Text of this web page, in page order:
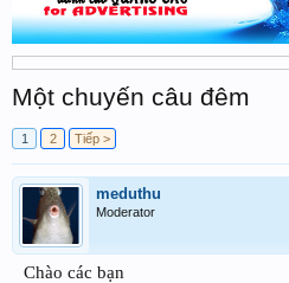
Một chuyến câu đêm
1 2 Tiếp >
meduthu
Moderator
Chào các bạn